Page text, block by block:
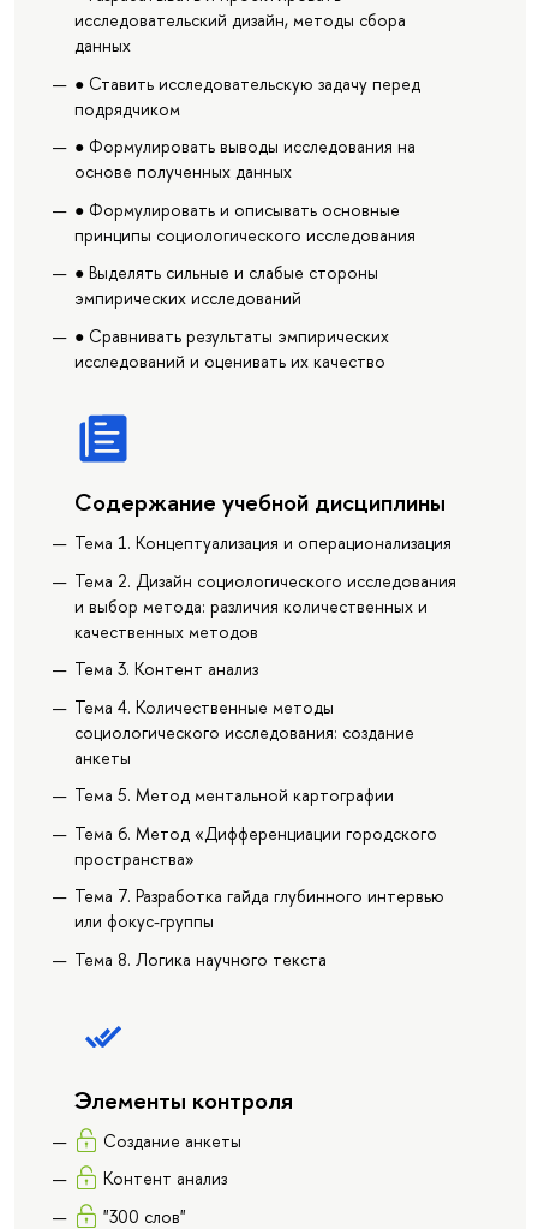
исследовательский дизайн, методы сбора
данных
● Ставить исследовательскую задачу перед
подрядчиком
● Формулировать выводы исследования на
основе полученных данных
● Формулировать и описывать основные
принципы социологического исследования
● Выделять сильные и слабые стороны
эмпирических исследований
● Сравнивать результаты эмпирических
исследований и оценивать их качество
Содержание учебной дисциплины
Тема 1. Концептуализация и операционализация
Тема 2. Дизайн социологического исследования
и выбор метода: различия количественных и
качественных методов
Тема 3. Контент анализ
Тема 4. Количественные методы
социологического исследования: создание
анкеты
Тема 5. Метод ментальной картографии
Тема 6. Метод «Дифференциации городского
пространства»
Тема 7. Разработка гайда глубинного интервью
или фокус-группы
Тема 8. Логика научного текста
Элементы контроля
Создание анкеты
Контент анализ
"300 слов"